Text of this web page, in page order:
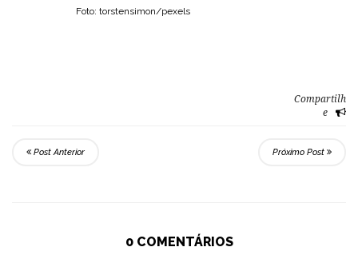
Foto: torstensimon/pexels
Compartilh
e
Post Anterior Próximo Post
0 COMENTÁRIOS